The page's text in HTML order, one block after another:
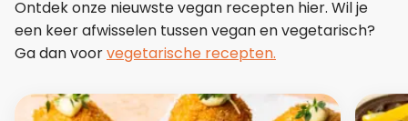
Ontdek onze nieuwste vegan recepten hier. Wil je
een keer afwisselen tussen vegan en vegetarisch?
Ga dan voorvegetarische recepten.